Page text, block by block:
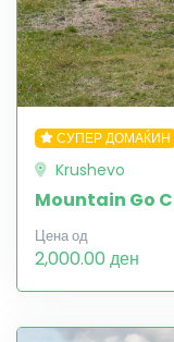
СУПЕР ДОМАЌИН
Krushevo
Mountain Go
Цена од
2,000.00 ден